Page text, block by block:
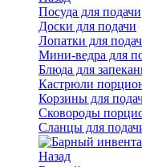
Посуда для подачи
Доски для подачи
Лопатки для
Мини-ведра для
Блюда для
Кастрюли
Корзины для
Сковороды
Сланцы для
Назад